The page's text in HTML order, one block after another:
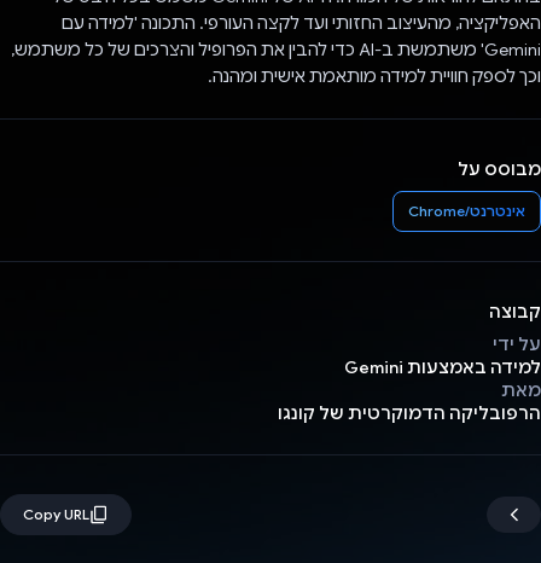
האפליקציה, מהעיצוב החזותי ועד לקצה העורפי. התכונה 'למידה עם
Gemini' משתמשת ב-AI כדי להבין את הפרופיל והצרכים של כל משתמש,
וכך לספק חוויית למידה מותאמת אישית ומהנה.
מבוסס על
אינטרנט/Chrome
קבוצה
על ידי
למידה באמצעות Gemini
מאת
הרפובליקה הדמוקרטית של קונגו